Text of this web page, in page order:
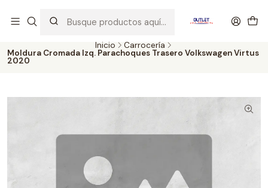
probados con altos estándares de calidad.
Inicio Carrocería
Moldura Cromada Izq. Parachoques Trasero Volkswagen Virtus
2020